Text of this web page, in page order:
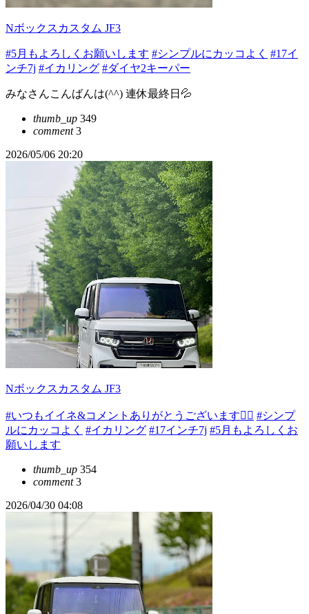
Nボックスカスタム JF3
#5月もよろしくお願いします #シンプルにカッコよく #17イ
ンチ7j #イカリング #ダイヤ2キーパー
みなさんこんばんは(^^) 連休最終日💦
thumb_up 349
comment3
2026/05/06 20:20
Nボックスカスタム JF3
#いつもイイネ&コメントありがとうございます🙇‍♂️ #シンプ
ルにカッコよく #イカリング #17インチ7j #5月もよろしくお
願いします
thumb_up 354
comment3
2026/04/30 04:08